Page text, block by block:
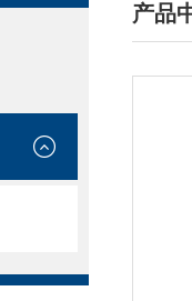
产品
/